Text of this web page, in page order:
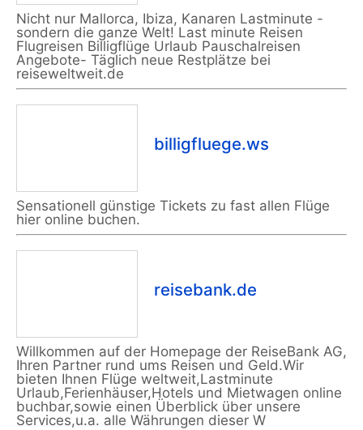
Nicht nur Mallorca, Ibiza, Kanaren Lastminute -
sondern die ganze Welt! Last minute Reisen
Flugreisen Billigflüge Urlaub Pauschalreisen
Angebote- Täglich neue Restplätze bei
reiseweltweit.de
billigfluege.ws
Sensationell günstige Tickets zu fast allen Flüge
hier online buchen.
reisebank.de
Willkommen auf der Homepage der ReiseBank AG,
Ihren Partner rund ums Reisen und Geld.Wir
bieten Ihnen Flüge weltweit,Lastminute
Urlaub,Ferienhäuser,Hotels und Mietwagen online
buchbar,sowie einen Überblick über unsere
Services,u.a. alle Währungen dieser W